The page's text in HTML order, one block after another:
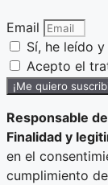
Email
Sí, he leído
Acepto el
¡Me quiero
Responsable
Finalidad y
en el
cumplimiento